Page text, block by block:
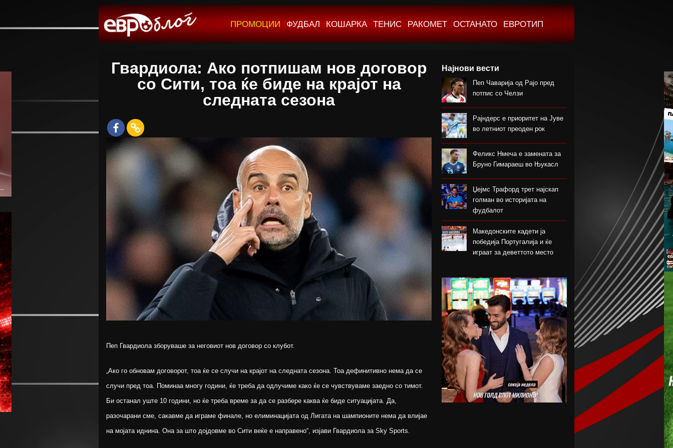
ПРОМОЦИИ ФУДБАЛ КОШАРКА ТЕНИС РАКОМЕТ ОСТАНАТО ЕВРОТИП
Гвардиола: Ако потпишам нов договор
со Сити, тоа ќе биде на крајот на
следната сезона
Пеп Гвардиола зборуваше за неговиот нов договор со клубот.
„Ако го обновам договорот, тоа ќе се случи на крајот на следната сезона. Тоа дефинитивно нема да се
случи пред тоа. Поминаа многу години, ќе треба да одлучиме како ќе се чувствуваме заедно со тимот.
Би останал уште 10 години, но ќе треба време за да се разбере каква ќе биде ситуацијата. Да,
разочарани сме, сакавме да играме финале, но елиминацијата од Лигата на шампионите нема да влијае
на мојата иднина. Она за што дојдовме во Сити веќе е направено“, изјави Гвардиола за Sky Sports.
Најнови вести
Пеп Чаварија од Рајо пред
потпис со Челзи
Рајндерс е приоритет на Јуве
во летниот преоден рок
Феликс Нмеча е замената за
Бруно Гимараеш во Њукасл
Џејмс Трафорд трет најскап
голман во историјата на
фудбалот
Македонските кадети ја
победија Португалија и ќе
играат за деветтото место
со младински
репрезентативец
Магнес Аклиуш официјално
претставен во Париз
Мики ван де Вен се согласи
на нов договор со Тотенхем
Лина Ѓорческа го заврши
настапот во Лајпциг